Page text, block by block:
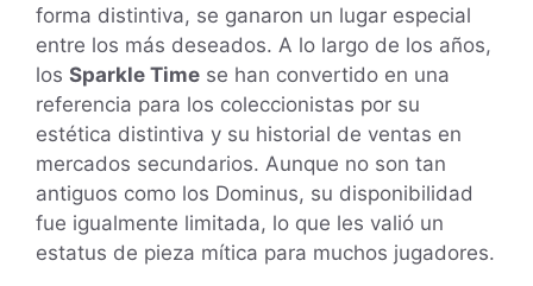
forma distintiva, se ganaron un lugar especial
entre los más deseados. A lo largo de los años,
los Sparkle Time se han convertido en una
referencia para los coleccionistas por su
estética distintiva y su historial de ventas en
mercados secundarios. Aunque no son tan
antiguos como los Dominus, su disponibilidad
fue igualmente limitada, lo que les valió un
estatus de pieza mítica para muchos jugadores.